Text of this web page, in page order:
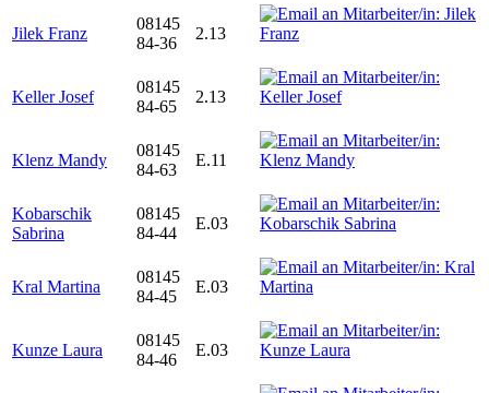
Jilek Franz
08145
84-36
2.13
Keller Josef
08145
84-65
2.13
Klenz Mandy
08145
84-63
E.11
Kobarschik
Sabrina
08145
84-44
E.03
Kral Martina
08145
84-45
E.03
Kunze Laura
08145
84-46
E.03